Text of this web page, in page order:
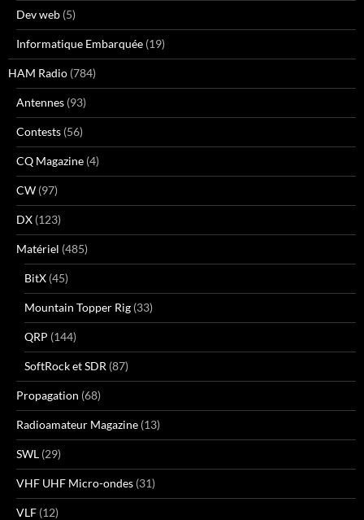
Dev web (5)
Informatique Embarquée (19)
HAM Radio (784)
Antennes (93)
Contests (56)
CQ Magazine (4)
CW (97)
DX (123)
Matériel (485)
BitX (45)
Mountain Topper Rig (33)
QRP (144)
SoftRock et SDR (87)
Propagation (68)
Radioamateur Magazine (13)
SWL (29)
VHF UHF Micro-ondes (31)
VLF (12)